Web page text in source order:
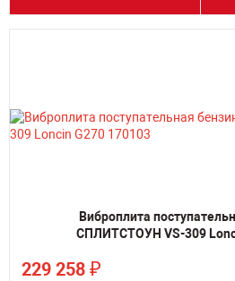
Виброплита
СПЛИТСТОУН VS-309
229 258 ₽